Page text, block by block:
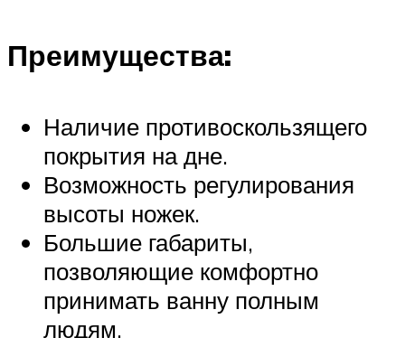
Преимущества:
Наличие противоскользящего
покрытия на дне.
Возможность регулирования
высоты ножек.
Большие габариты,
позволяющие комфортно
принимать ванну полным
людям.